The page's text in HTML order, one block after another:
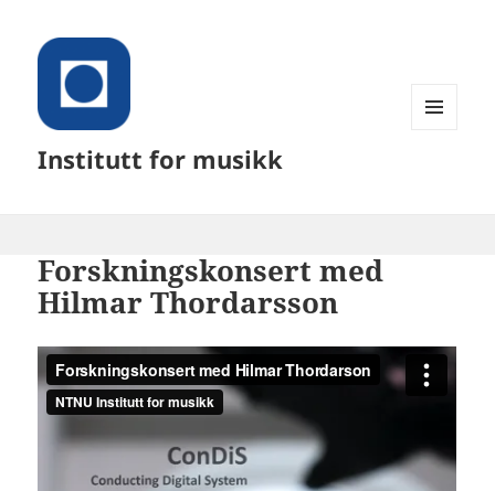
Institutt for musikk
Forskningskonsert med
Hilmar Thordarsson